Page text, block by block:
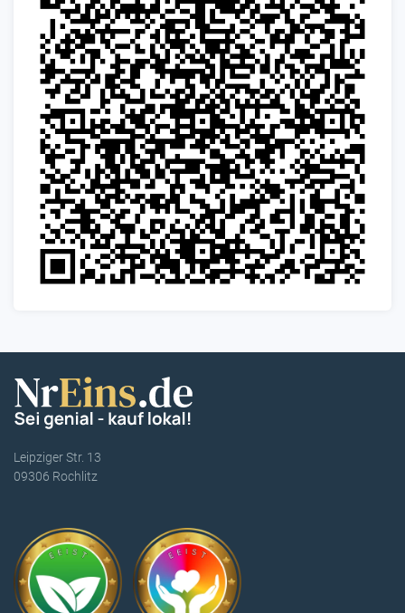
Leipziger Str. 13
09306 Rochlitz